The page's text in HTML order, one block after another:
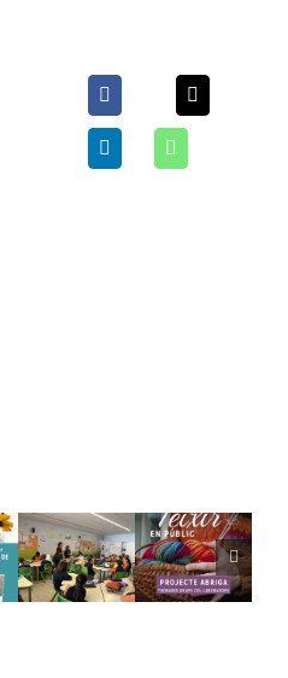
corazones
que
entiendes
Mundial
de
Tejer